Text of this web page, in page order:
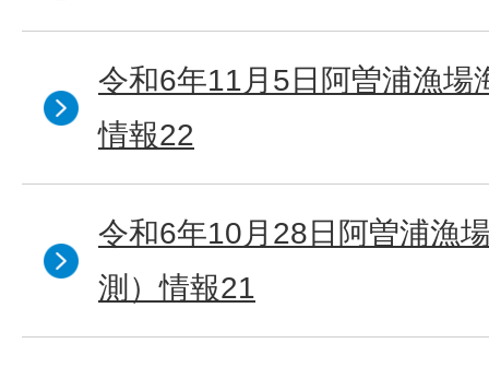
令和6年11月5日阿曽浦漁場
情報22
令和6年10月28日阿曽浦漁
測）情報21